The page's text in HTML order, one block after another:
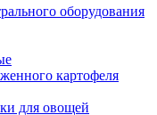
оборудования
картофеля
для овощей